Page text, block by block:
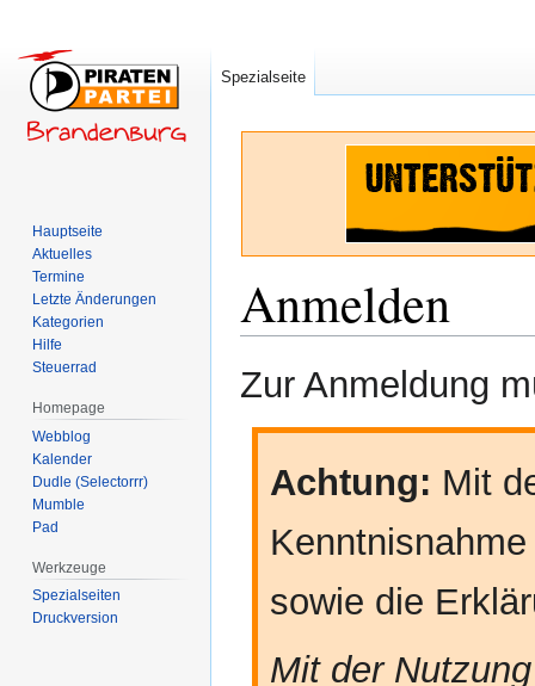
Anmelden
Navigation
Suche
Zur Anmeldung
Achtung: Mit
sowie die
Mit der
Spezialseite
Hauptseite
Aktuelles
Termine
Letzte Änderungen
Kategorien
Hilfe
Steuerrad
Homepage
Webblog
Kalender
Dudle (Selectorrr)
Mumble
Pad
Werkzeuge
Spezialseiten
Druckversion